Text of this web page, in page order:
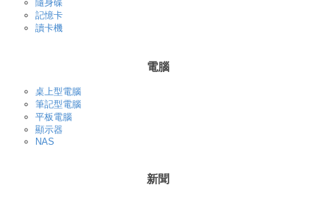
隨身碟
記憶卡
讀卡機
電腦
桌上型電腦
筆記型電腦
平板電腦
顯示器
NAS
新聞